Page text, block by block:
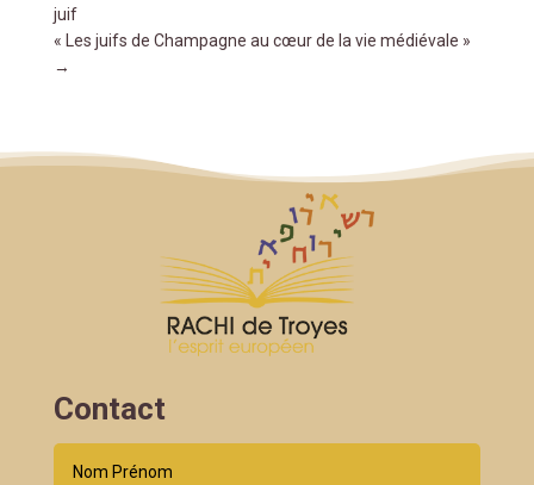
juif
« Les juifs de Champagne au cœur de la vie médiévale »
→
Contact